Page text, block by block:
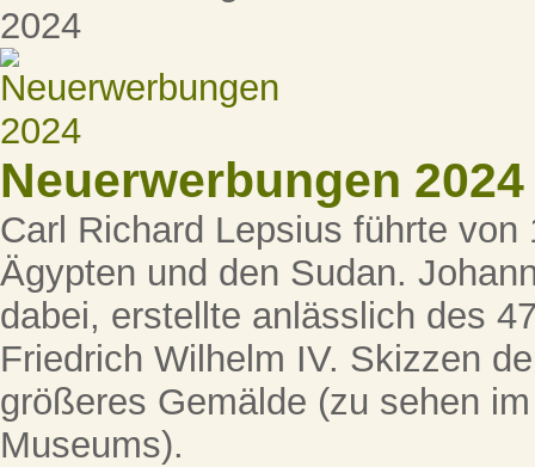
Neuerwerbungen 2024
Carl Richard Lepsius führte
Ägypten und den Sudan.
dabei, erstellte anlässlich des
Friedrich Wilhelm IV. Skizzen
größeres Gemälde (zu sehen
Museums).